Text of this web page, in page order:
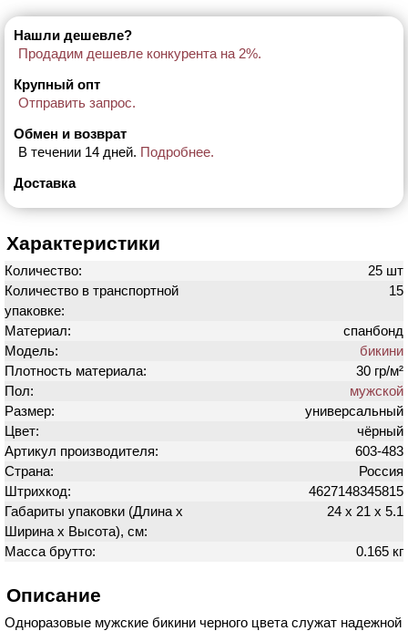
Нашли дешевле?
Продадим дешевле конкурента на 2%.
Крупный опт
Отправить запрос.
Обмен и возврат
В течении 14 дней. Подробнее.
Доставка
Характеристики
Количество:
25 шт
Количество в транспортной
упаковке:
15
Материал:
спанбонд
Модель:
бикини
Плотность материала:
30 гр/м²
Пол:
мужской
Размер:
универсальный
Цвет:
чёрный
Артикул производителя:
603-483
Страна:
Россия
Штрихкод:
4627148345815
Габариты упаковки (Длина х
Ширина х Высота), см:
24 х 21 х 5.1
Масса брутто: 0.165 кг
Описание
Одноразовые мужские бикини черного цвета служат надежной